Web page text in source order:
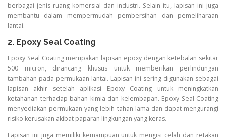
berbagai jenis ruang komersial dan industri. Selain itu, lapisan ini juga
membantu dalam mempermudah pembersihan dan pemeliharaan
lantai.
2. Epoxy Seal Coating
Epoxy Seal Coating merupakan lapisan epoxy dengan ketebalan sekitar
500 micron, dirancang khusus untuk memberikan perlindungan
tambahan pada permukaan lantai. Lapisan ini sering digunakan sebagai
lapisan akhir setelah aplikasi Epoxy Coating untuk meningkatkan
ketahanan terhadap bahan kimia dan kelembapan. Epoxy Seal Coating
menyediakan permukaan yang lebih tahan lama dan dapat mengurangi
risiko kerusakan akibat paparan lingkungan yang keras.
Lapisan ini juga memiliki kemampuan untuk mengisi celah dan retakan